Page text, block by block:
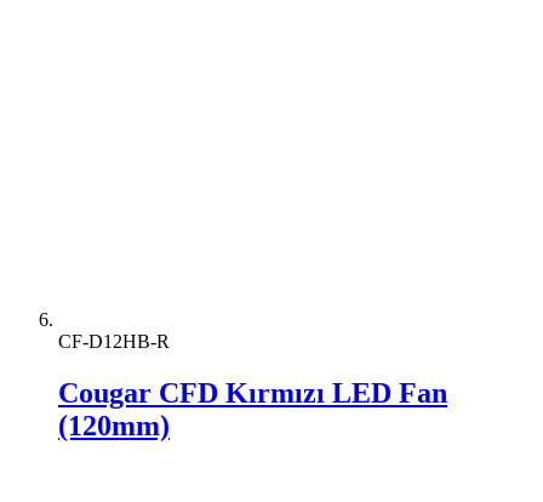
CF-D12HB-R
Cougar CFD Kırmızı LED Fan
(120mm)